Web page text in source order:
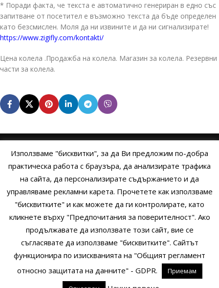
* Поради факта, че текста е автоматично генериран в едно със
запитване от посетител е възможно текста да бъде определен
като безсмислен. Моля да ни извините и да ни сигнализирате!
https://www.zigifly.com/kontakti/
Цена колела .Продажба на колела. Магазин за колела. Резервни
части за колела.
ОБЩИ УСЛОВИЯ УСЛОВИЯ И ПРАВИЛА
ПОЛИТИКА НА БИСКВИТКИТЕПОЛИТИКА ЗА ПОВЕРИТЕЛНОСТ
Copyright © 2014 - 2024 Zigifly.com — Developed by We Work With
You
Използваме "бисквитки", за да Ви предложим по-добра
практическа работа с браузъра, да анализирате трафика
на сайта, да персонализирате съдържанието и да
управляваме рекламни карета. Прочетете как използваме
"бисквитките" и как можете да ги контролирате, като
кликнете върху "Предпочитания за поверителност". Ако
продължавате да използвате този сайт, вие се
съгласявате да използваме "бисквитките". Сайтът
функционира по изискванията на "Общият регламент
относно защитата на данните" - GDPR.
Приемам